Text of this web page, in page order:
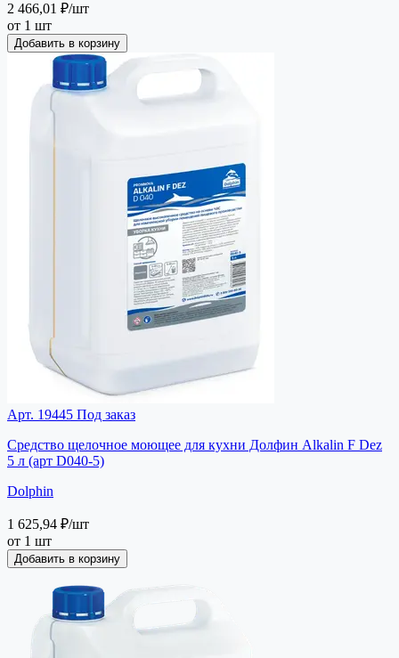
2 466,01 ₽/шт
от 1 шт
Добавить в корзину
Арт. 19445 Под заказ
Средство щелочное моющее для кухни Долфин Alkalin F Dez
5 л (арт D040-5)
Dolphin
1 625,94 ₽/шт
от 1 шт
Добавить в корзину